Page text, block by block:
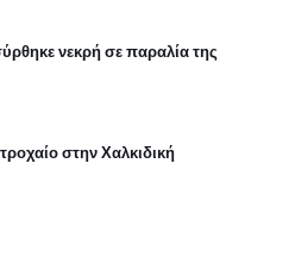
νεκρή σε παραλία της
στην Χαλκιδική